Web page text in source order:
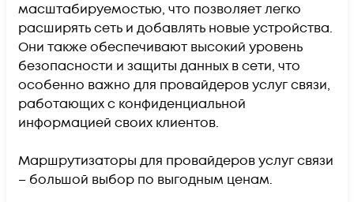
масштабируемостью, что позволяет легко
расширять сеть и добавлять новые устройства.
Они также обеспечивают высокий уровень
безопасности и защиты данных в сети, что
особенно важно для провайдеров услуг связи,
работающих с конфиденциальной
информацией своих клиентов.
Маршрутизаторы для провайдеров услуг связи
– большой выбор по выгодным ценам.